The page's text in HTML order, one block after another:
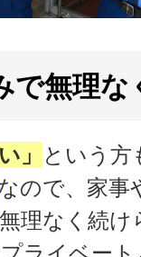
で無理な
」 という方
ので、家事
理なく続け